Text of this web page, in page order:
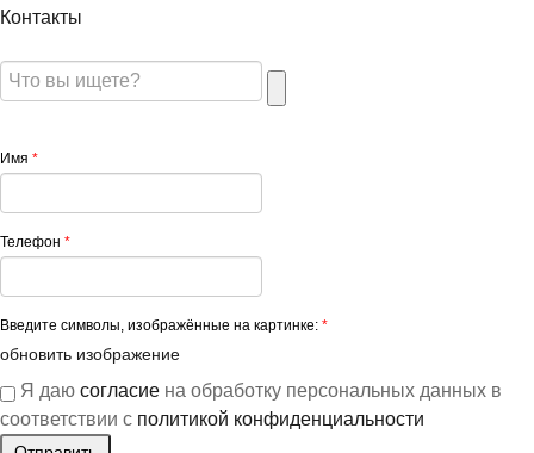
Контакты
Имя *
Телефон *
Введите символы, изображённые на картинке: *
обновить изображение
Я даю согласие на обработку персональных данных в
соответствии с политикой конфиденциальности